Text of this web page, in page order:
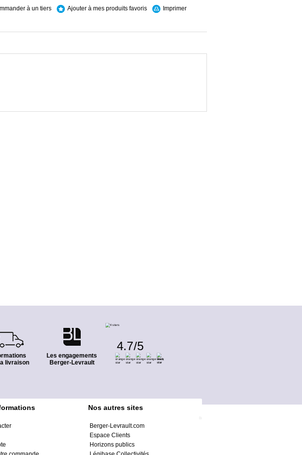
à un tiers Ajouter à mes produits favoris Imprimer
livraison
Les engagements
Berger-Levrault
4.7/5
Nos autres sites
Berger-Levrault.com
Espace Clients
Horizons publics